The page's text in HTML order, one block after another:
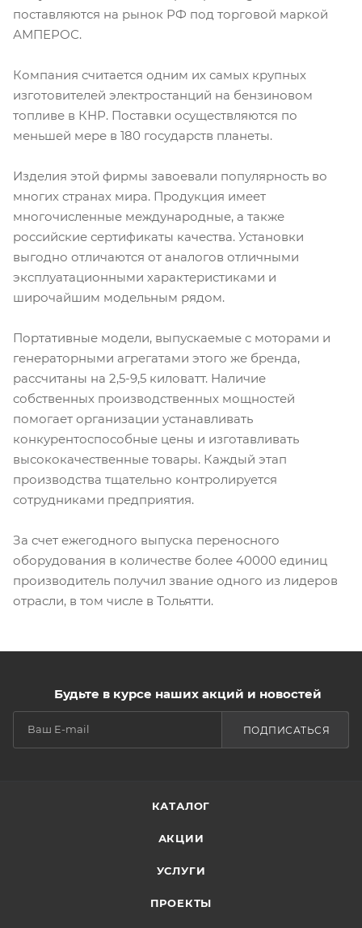
поставляются на рынок РФ под торговой маркой
АМПЕРОС.
Компания считается одним их самых крупных
изготовителей электростанций на бензиновом
топливе в КНР. Поставки осуществляются по
меньшей мере в 180 государств планеты.
Изделия этой фирмы завоевали популярность во
многих странах мира. Продукция имеет
многочисленные международные, а также
российские сертификаты качества. Установки
выгодно отличаются от аналогов отличными
эксплуатационными характеристиками и
широчайшим модельным рядом.
Портативные модели, выпускаемые с моторами и
генераторными агрегатами этого же бренда,
рассчитаны на 2,5-9,5 киловатт. Наличие
собственных производственных мощностей
помогает организации устанавливать
конкурентоспособные цены и изготавливать
высококачественные товары. Каждый этап
производства тщательно контролируется
сотрудниками предприятия.
За счет ежегодного выпуска переносного
оборудования в количестве более 40000 единиц
производитель получил звание одного из лидеров
отрасли, в том числе в Тольятти.
Будьте в курсе наших акций и новостей
ПОДПИСАТЬСЯ
КАТАЛОГ
АКЦИИ
УСЛУГИ
ПРОЕКТЫ